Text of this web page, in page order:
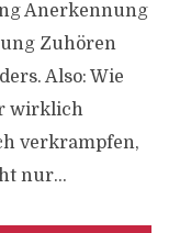
Anerkennung
Zuhören
Also: Wie
wirklich
verkrampfen,
nur...